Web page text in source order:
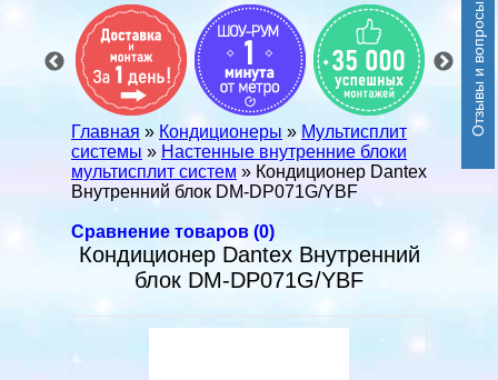
Отзывы и вопросы
Главная » Кондиционеры » Мультисплит
системы » Настенные внутренние блоки
мультисплит систем » Кондиционер Dantex
Внутренний блок DM-DP071G/YBF
Сравнение товаров (0)
Кондиционер Dantex Внутренний
блок DM-DP071G/YBF